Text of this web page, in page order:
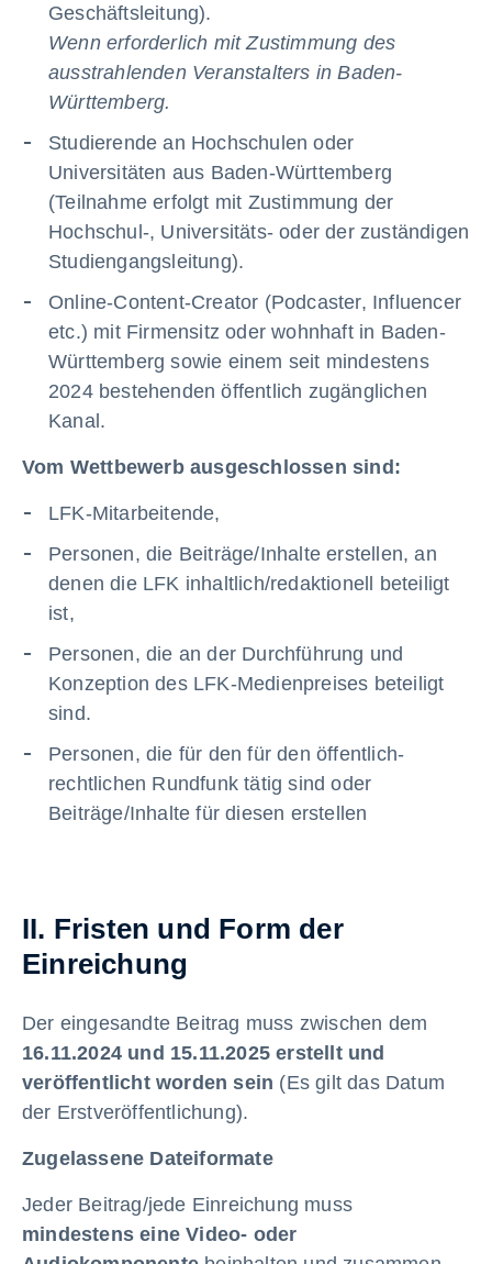
Geschäftsleitung).
Wenn erforderlich mit Zustimmung des
ausstrahlenden Veranstalters in Baden-
Württemberg.
Studierende an Hochschulen oder
Universitäten aus Baden-Württemberg
(Teilnahme erfolgt mit Zustimmung der
Hochschul-, Universitäts- oder der zuständigen
Studiengangsleitung).
Online-Content-Creator (Podcaster, Influencer
etc.) mit Firmensitz oder wohnhaft in Baden-
Württemberg sowie einem seit mindestens
2024 bestehenden öffentlich zugänglichen
Kanal.
Vom Wettbewerb ausgeschlossen sind:
LFK-Mitarbeitende,
Personen, die Beiträge/Inhalte erstellen, an
denen die LFK inhaltlich/redaktionell beteiligt
ist,
Personen, die an der Durchführung und
Konzeption des LFK-Medienpreises beteiligt
sind.
Personen, die für den für den öffentlich-
rechtlichen Rundfunk tätig sind oder
Beiträge/Inhalte für diesen erstellen
II. Fristen und Form der
Einreichung
Der eingesandte Beitrag muss zwischen dem
16.11.2024 und 15.11.2025 erstellt und
veröffentlicht worden sein (Es gilt das Datum
der Erstveröffentlichung).
Zugelassene Dateiformate
Jeder Beitrag/jede Einreichung muss
mindestens eine Video- oder